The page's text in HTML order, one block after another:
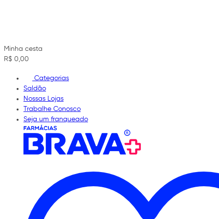
Minha cesta
R$ 0,00
Categorias
Saldão
Nossas Lojas
Trabalhe Conosco
Seja um franqueado